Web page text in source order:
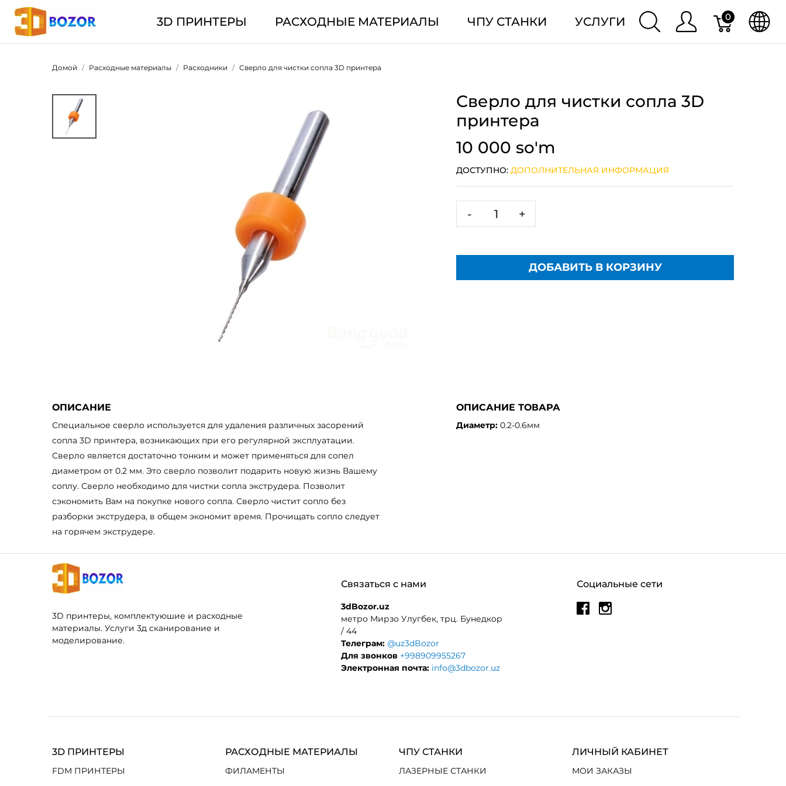
3D ПРИНТЕРЫ РАСХОДНЫЕ МАТЕРИАЛЫ ЧПУ СТАНКИ УСЛУГИ 0
Домой Расходные материалы Расходники Сверло для чистки сопла 3D принтера
Сверло для чистки сопла 3D
принтера
10 000 so'm
ДОСТУПНО:ДОПОЛНИТЕЛЬНАЯ ИНФОРМАЦИЯ
- +
ДОБАВИТЬ В КОРЗИНУ
ОПИСАНИЕ
Специальное сверло используется для удаления различных засорений
сопла 3D принтера, возникающих при его регулярной эксплуатации.
Сверло является достаточно тонким и может применяться для сопел
диаметром от 0.2 мм. Это сверло позволит подарить новую жизнь Вашему
соплу. Сверло необходимо для чистки сопла экструдера. Позволит
сэкономить Вам на покупке нового сопла. Сверло чистит сопло без
разборки экструдера, в общем экономит время. Прочищать сопло следует
на горячем экструдере.
ОПИСАНИЕ ТОВАРА
Диаметр: 0.2-0.6мм
3D принтеры, комплектуюшие и расходные
материалы. Услуги 3д сканирование и
моделирование.
Социальные сети
Связаться с нами
3dBozor.uz
метро Мирзо Улугбек, трц. Бунедкор
/ 44
Телеграм: @uz3dBozor
Для звонков +998909955267
Электронная почта: info@3dbozor.uz
3D ПРИНТЕРЫ
FDM ПРИНТЕРЫ
РАСХОДНЫЕ МАТЕРИАЛЫ
ФИЛАМЕНТЫ
ЧПУ СТАНКИ
ЛАЗЕРНЫЕ СТАНКИ
ЛИЧНЫЙ КАБИНЕТ
МОИ ЗАКАЗЫ